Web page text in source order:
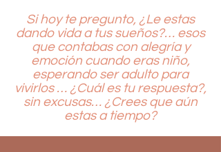
Si hoy te pregunto, ¿Le estas
dando vida a tus sueños?… esos
que contabas con alegría y
emoción cuando eras niño,
esperando ser adulto para
vivirlos … ¿Cuál es tu respuesta?,
sin excusas… ¿Crees que aún
estas a tiempo?